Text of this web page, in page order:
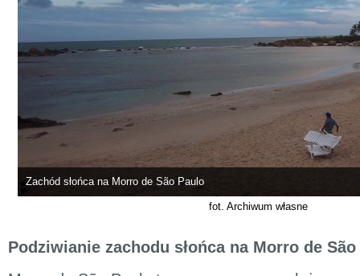
Zachód słońca na Morro de São Paulo
fot. Archiwum własne
Podziwianie zachodu słońca na Morro de